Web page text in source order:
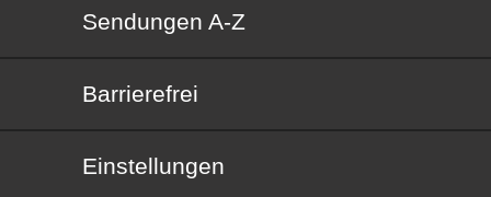
Sendungen von A bis Z
Sendungen A-Z
Barrierefrei
Barrierefrei
Einstellungen